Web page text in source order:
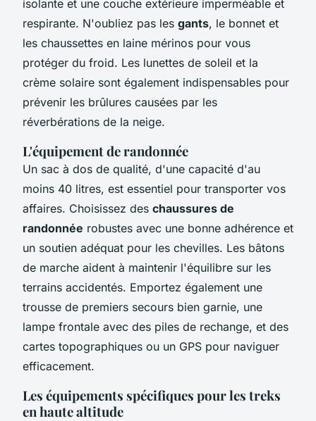
isolante et une couche extérieure imperméable et
respirante. N'oubliez pas les gants, le bonnet et
les chaussettes en laine mérinos pour vous
protéger du froid. Les lunettes de soleil et la
crème solaire sont également indispensables pour
prévenir les brûlures causées par les
réverbérations de la neige.
L'équipement de randonnée
Un sac à dos de qualité, d'une capacité d'au
moins 40 litres, est essentiel pour transporter vos
affaires. Choisissez des chaussures de
randonnée robustes avec une bonne adhérence et
un soutien adéquat pour les chevilles. Les bâtons
de marche aident à maintenir l'équilibre sur les
terrains accidentés. Emportez également une
trousse de premiers secours bien garnie, une
lampe frontale avec des piles de rechange, et des
cartes topographiques ou un GPS pour naviguer
efficacement.
Les équipements spécifiques pour les treks
en haute altitude